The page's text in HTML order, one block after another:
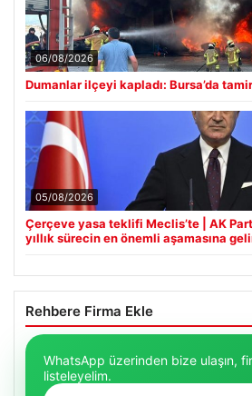
06/08/2026
Dumanlar ilçeyi kapladı: Bursa’da
05/08/2026
Çerçeve yasa teklifi Meclis’te | AK
yıllık sürecin en önemli aşamasına
Rehbere Firma Ekle
WhatsApp üzerinden bize ulaşın,
listeleyelim.